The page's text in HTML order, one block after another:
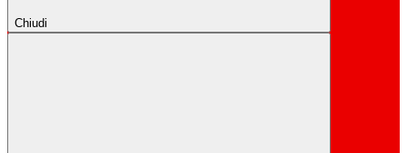
Chiudi